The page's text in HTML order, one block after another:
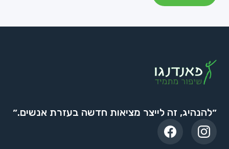
״להנהיג, זה לייצר מציאות חדשה בעזרת אנשים.״